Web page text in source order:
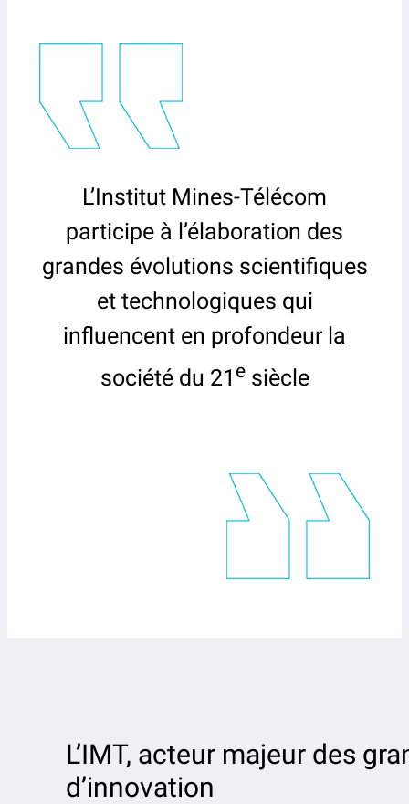
L’Institut Mines-Télécom
participe à l’élaboration des
grandes évolutions scientifiques
et technologiques qui
influencent en profondeur la
société du 21 esiècle
L’IMT, acteur majeur des
d’innovation